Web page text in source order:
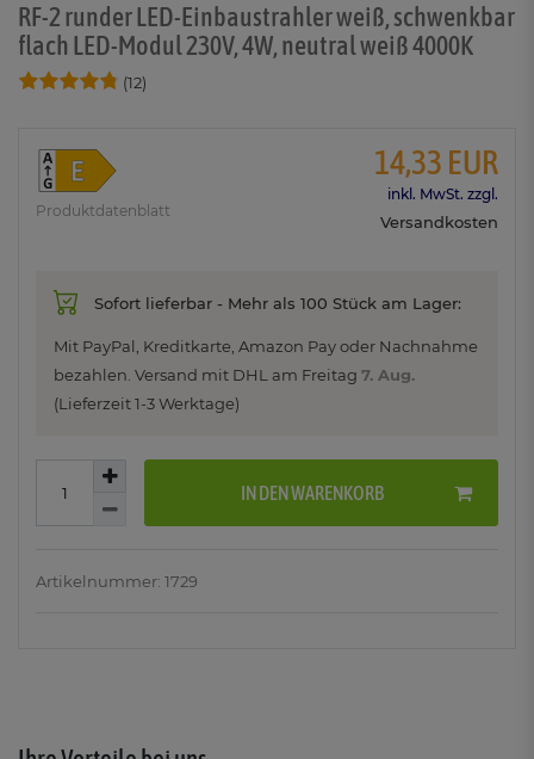
RF-2 runder LED-Einbaustrahler weiß, schwenkbar
flach LED-Modul 230V, 4W, neutral weiß 4000K
(12)
Produktdatenblatt
14,33 EUR
inkl. MwSt. zzgl.
Versandkosten
Sofort lieferbar - Mehr als 100 Stück am Lager:
Mit PayPal, Kreditkarte, Amazon Pay oder Nachnahme
bezahlen. Versand mit DHL am Freitag 7. Aug.
(Lieferzeit 1-3 Werktage)
IN DEN WARENKORB
Artikelnummer: 1729